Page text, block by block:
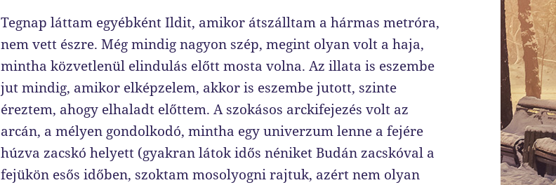
Tegnap láttam egyébként Ildit, amikor átszálltam a hármas metróra,
nem vett észre. Még mindig nagyon szép, megint olyan volt a haja,
mintha közvetlenül elindulás előtt mosta volna. Az illata is eszembe
jut mindig, amikor elképzelem, akkor is eszembe jutott, szinte
éreztem, ahogy elhaladt előttem. A szokásos arckifejezés volt az
arcán, a mélyen gondolkodó, mintha egy univerzum lenne a fejére
húzva zacskó helyett (gyakran látok idős néniket Budán zacskóval a
fejükön esős időben, szoktam mosolyogni rajtuk, azért nem olyan